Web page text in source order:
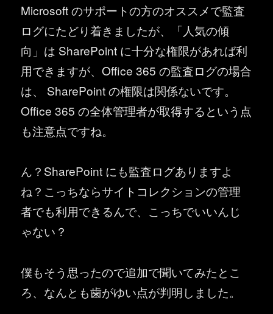
Microsoft のサポートの方のオススメで監査
ログにたどり着きましたが、「人気の傾
向」は SharePoint に十分な権限があれば利
用できますが、Office 365 の監査ログの場合
は、 SharePoint の権限は関係ないです。
Office 365 の全体管理者が取得するという点
も注意点ですね。
ん？SharePoint にも監査ログありますよ
ね？こっちならサイトコレクションの管理
者でも利用できるんで、こっちでいいんじ
ゃない？
僕もそう思ったので追加で聞いてみたとこ
ろ、なんとも歯がゆい点が判明しました。